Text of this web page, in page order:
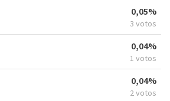
0,05%
3 votos
0,04%
1 votos
0,04%
2 votos